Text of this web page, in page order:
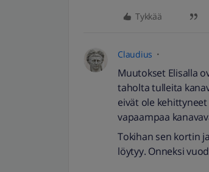
Tykkää
Claudius
Muutokset Elisalla
taholta tulleita
eivät ole
vapaampaa
Tokihan sen kortin
löytyy. Onneksi